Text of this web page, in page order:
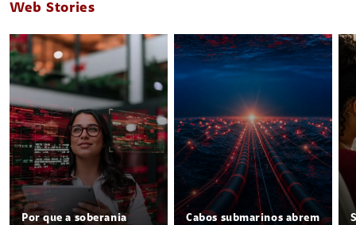
Web Stories
Por que a soberania
Cabos submarinos abrem